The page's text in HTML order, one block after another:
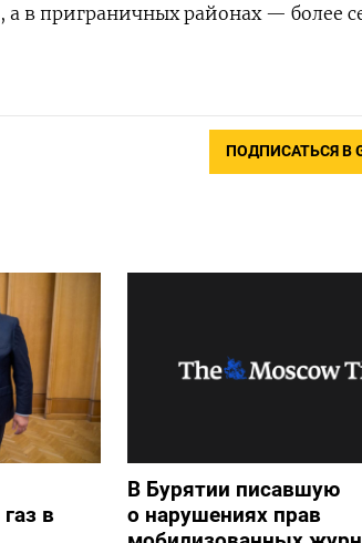
в приграничных районах — более
ПОДПИСАТЬСЯ В
в
В Бурятии писавшую
о нарушениях прав